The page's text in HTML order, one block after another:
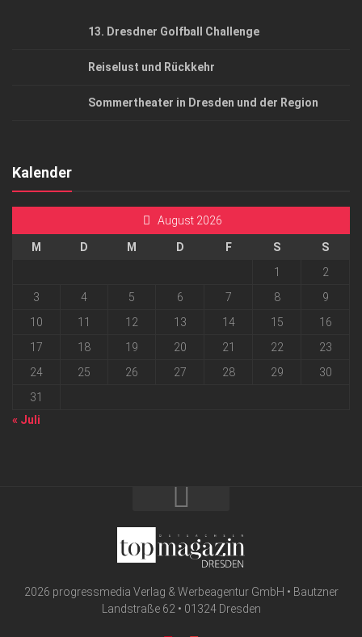
13. Dresdner Golfball Challenge
Reiselust und Rückkehr
Sommertheater in Dresden und der Region
Kalender
August 2026
M D M D F S
S
1
2
3
4 5 6 7 8
9
10
11 12 13 14 15
16
17
18 19 20 21 22
23
24
25 26 27 28 29
30
31
« Juli
2026 progressmedia Verlag & Werbeagentur GmbH • Bautzner
Landstraße 62 • 01324 Dresden